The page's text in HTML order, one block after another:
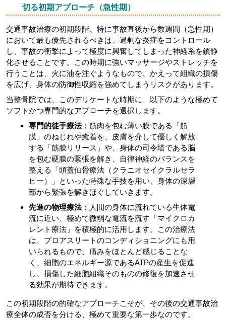
切る初期アプローチ（急性期）
交通事故治療の初期段階、特に事故直後から数週間（急性期）
において最も優先されるべきは、過剰な炎症をコントロール
し、事故の衝撃によって極度に興奮してしまった神経系を鎮静
化させることです。この時期に強いマッサージやストレッチを
行うことは、火に油を注ぐようなもので、かえって組織の損傷
を広げ、身体の防御性収縮を強めてしまうリスクがあります。
当整骨院では、このデリケートな時期に、以下のような極めて
ソフトかつ専門的なアプローチを選択します。
専門的徒手療法：筋肉を包む薄い膜である「筋
膜」のねじれや癒着を、皮膚を介して優しく解放
する「筋膜リリース」や、身体の司令塔である脳
を包む硬膜の緊張を解き、自律神経のバランスを
整える「頭蓋仙骨療法（クラニオセイクラルセラ
ピー）」といった特殊な手技を用い、身体の深層
部から緊張を解きほぐしていきます。
先進の物理療法：人間の身体に流れている生体電
流に近い、極めて微弱な電流を流す「マイクロカ
レント療法」を積極的に活用します。この治療法
は、プロアスリートのコンディショニングにも用
いられるもので、痛みをほとんど感じることな
く、細胞のエネルギー源であるATPの産生を促進
し、損傷した細胞組織そのものの修復を加速させ
る効果が期待できます。
この初期段階の的確なアプローチこそが、その後の交通事故治
療全体の成否を分ける、極めて重要な第一歩なのです。